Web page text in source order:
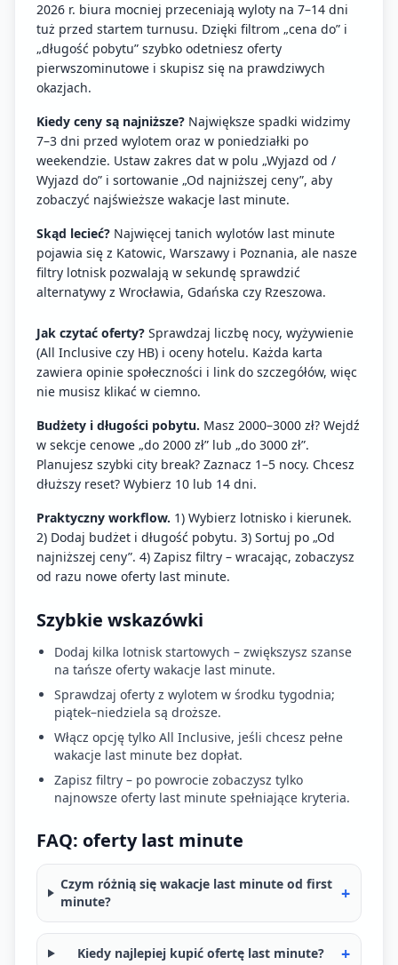
2026 r. biura mocniej przeceniają wyloty na 7–14 dni
tuż przed startem turnusu. Dzięki filtrom „cena do” i
„długość pobytu” szybko odetniesz oferty
pierwszominutowe i skupisz się na prawdziwych
okazjach.
Kiedy ceny są najniższe? Największe spadki widzimy
7–3 dni przed wylotem oraz w poniedziałki po
weekendzie. Ustaw zakres dat w polu „Wyjazd od /
Wyjazd do” i sortowanie „Od najniższej ceny”, aby
zobaczyć najświeższe wakacje last minute.
Skąd lecieć? Najwięcej tanich wylotów last minute
pojawia się z Katowic, Warszawy i Poznania, ale nasze
filtry lotnisk pozwalają w sekundę sprawdzić
alternatywy z Wrocławia, Gdańska czy Rzeszowa.
Jak czytać oferty? Sprawdzaj liczbę nocy, wyżywienie
(All Inclusive czy HB) i oceny hotelu. Każda karta
zawiera opinie społeczności i link do szczegółów, więc
nie musisz klikać w ciemno.
Budżety i długości pobytu. Masz 2000–3000 zł? Wejdź
w sekcje cenowe „do 2000 zł” lub „do 3000 zł”.
Planujesz szybki city break? Zaznacz 1–5 nocy. Chcesz
dłuższy reset? Wybierz 10 lub 14 dni.
Praktyczny workflow. 1) Wybierz lotnisko i kierunek.
2) Dodaj budżet i długość pobytu. 3) Sortuj po „Od
najniższej ceny”. 4) Zapisz filtry – wracając, zobaczysz
od razu nowe oferty last minute.
Szybkie wskazówki
Dodaj kilka lotnisk startowych – zwiększysz szanse
na tańsze oferty wakacje last minute.
Sprawdzaj oferty z wylotem w środku tygodnia;
piątek–niedziela są droższe.
Włącz opcję tylko All Inclusive, jeśli chcesz pełne
wakacje last minute bez dopłat.
Zapisz filtry – po powrocie zobaczysz tylko
najnowsze oferty last minute spełniające kryteria.
FAQ: oferty last minute
Czym różnią się wakacje last minute od first
minute?
+
Kiedy najlepiej kupić ofertę last minute? +